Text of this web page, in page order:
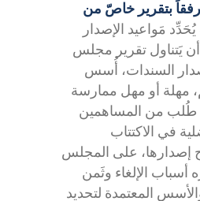
بتقرير خاصّ من
يُحَدِّد مَواعيد الإصدار
يَتناول تقرير مجلس
السندات، أُسس
مهلة أو مهل ممارسة
طُلب من المساهمين
في الاكتتاب
إصدارها، على المجلس
أسباب الإلغاء وثَمن
المعتمدة لتحديد